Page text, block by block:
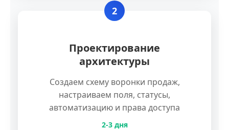
2
Проектирование
архитектуры
Создаем схему воронки продаж,
настраиваем поля, статусы,
автоматизацию и права доступа
2-3 дня